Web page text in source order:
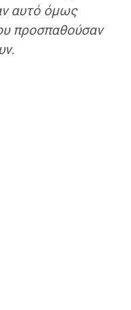
αυτό όμως
προσπαθούσαν